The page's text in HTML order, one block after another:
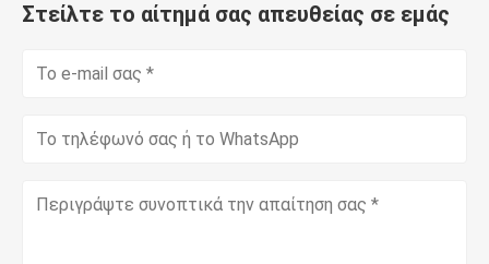
Στείλτε το αίτημά σας απευθείας σε εμάς